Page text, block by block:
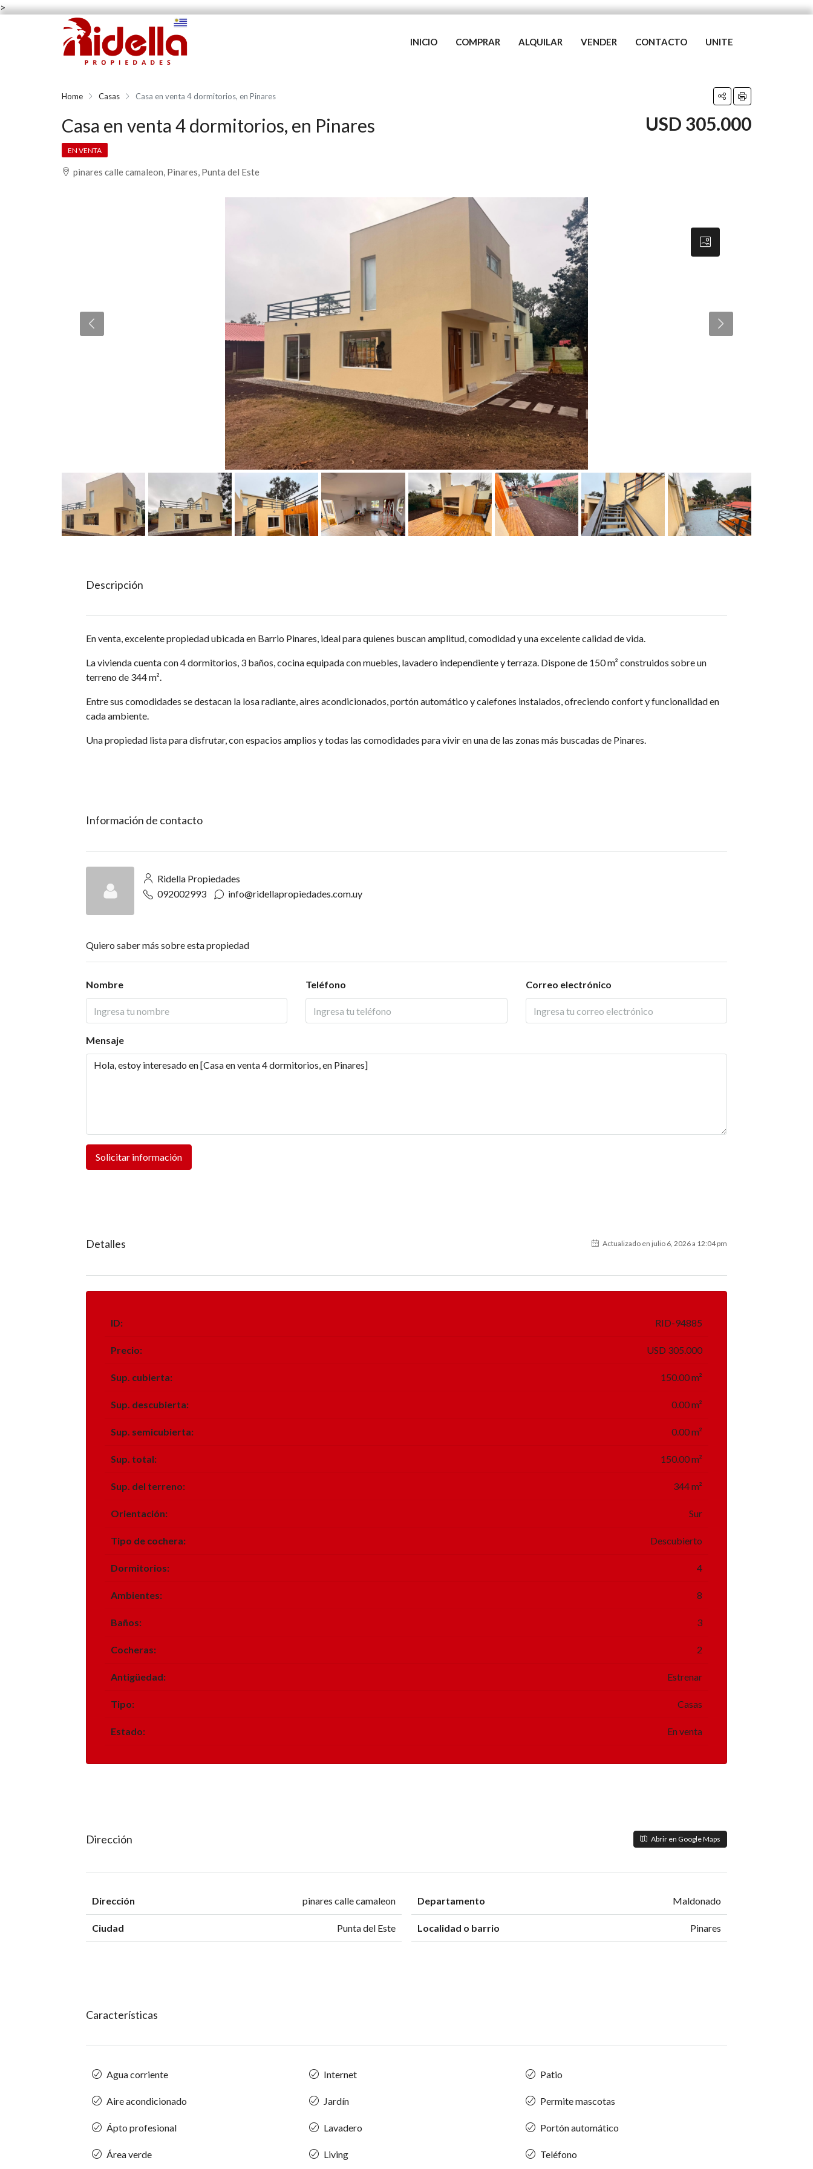
>
INICIO COMPRAR ALQUILAR VENDER CONTACTO UNITE
Home Casas Casa en venta 4 dormitorios, en Pinares
Casa en venta 4 dormitorios, en Pinares USD 305.000
EN VENTA
pinares calle camaleon, Pinares, Punta del Este
Descripción
En venta, excelente propiedad ubicada en Barrio Pinares, ideal para quienes buscan amplitud, comodidad y una excelente calidad de vida.
La vivienda cuenta con 4 dormitorios, 3 baños, cocina equipada con muebles, lavadero independiente y terraza. Dispone de 150 m² construidos sobre un
terreno de 344 m².
Entre sus comodidades se destacan la losa radiante, aires acondicionados, portón automático y calefones instalados, ofreciendo confort y funcionalidad en
cada ambiente.
Una propiedad lista para disfrutar, con espacios amplios y todas las comodidades para vivir en una de las zonas más buscadas de Pinares.
Información de contacto
Ridella Propiedades
092002993
info@ridellapropiedades.com.uy
Quiero saber más sobre esta propiedad
Nombre Teléfono Correo electrónico
Mensaje
Solicitar información
Detalles Actualizado en julio 6, 2026 a 12:04 pm
ID: RID-94885
Precio: USD 305.000
Sup. cubierta: 150.00 m²
Sup. descubierta: 0.00 m²
Sup. semicubierta: 0.00 m²
Sup. total: 150.00 m²
Sup. del terreno: 344 m²
Orientación: Sur
Tipo de cochera: Descubierto
Dormitorios: 4
Ambientes: 8
Baños: 3
Cocheras: 2
Antigüedad: Estrenar
Tipo: Casas
Estado: En venta
Dirección Abrir en Google Maps
Dirección pinares calle camaleon
Ciudad Punta del Este
Departamento Maldonado
Localidad o barrio Pinares
Características
Agua corriente
Aire acondicionado
Ápto profesional
Área verde
Internet
Jardín
Lavadero
Living
Patio
Permite mascotas
Portón automático
Teléfono